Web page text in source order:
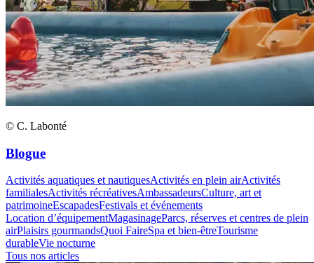
© C. Labonté
Blogue
Activités aquatiques et nautiquesActivités en plein airActivités
familialesActivités récréativesAmbassadeursCulture, art et
patrimoineEscapadesFestivals et événements
Location d’équipementMagasinageParcs, réserves et centres de plein
airPlaisirs gourmandsQuoi FaireSpa et bien-êtreTourisme
durableVie nocturne
Tous nos articles